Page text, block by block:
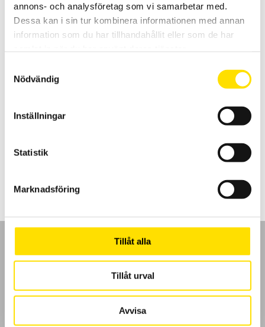
annons- och analysföretag som vi samarbetar med.
Dessa kan i sin tur kombinera informationen med annan
information som du har tillhandahållit eller som de har
Nödvändig
Inställningar
Statistik
Marknadsföring
Tillåt alla
Tillåt urval
Avvisa
CA1875 Simuleringsenhet för termografi
GDPR